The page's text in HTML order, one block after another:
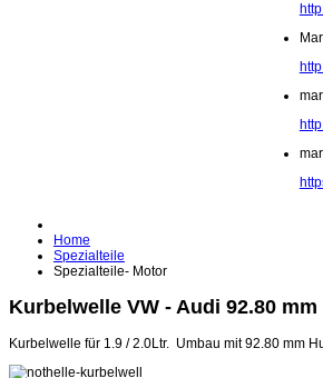
Home
Spezialteile
Spezialteile- Motor
Kurbelwelle VW - Audi 92.80 mm
Kurbelwelle für 1.9 / 2.0Ltr. Umbau mit 92.80 mm